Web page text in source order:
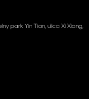
park Yin Tian, ​​ulica Xi Xiang,